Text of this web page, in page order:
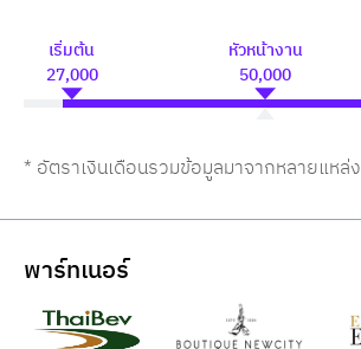
เริ่มต้น
27,000
หัวหน้างาน
50,000
* อัตราเงินเดือนรวมข้อมูลมาจากหลายแหล่ง
พาร์ทเนอร์